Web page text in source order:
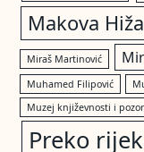
Makova Hiža
Miraš Martinović
Muhamed Filipović
Muzej književnosti i
Preko